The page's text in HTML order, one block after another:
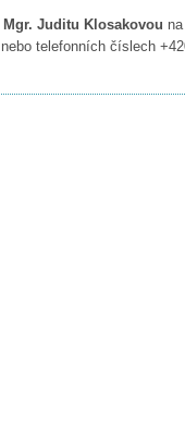
Mgr. Juditu Klosakovou
nebo telefonních číslech